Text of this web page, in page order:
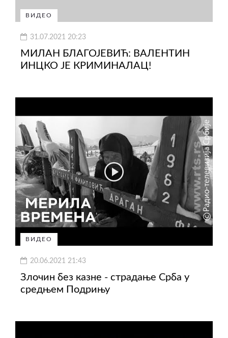
ВИДЕО
31.07.2021 20:23
МИЛАН БЛАГОЈЕВИЋ: ВАЛЕНТИН
ИНЦКО ЈЕ КРИМИНАЛАЦ!
ВИДЕО
20.06.2021 21:43
Злочин без казне - страдање Срба у
средњем Подрињу